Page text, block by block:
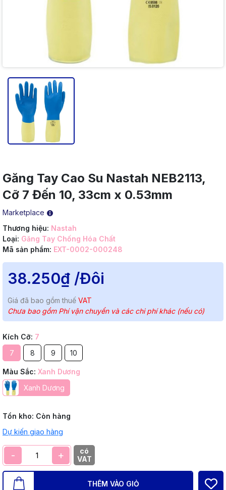
Găng Tay Cao Su Nastah NEB2113,
Cỡ 7 Đến 10, 33cm x 0.53mm
Marketplace
Thương hiệu: Nastah
Loại: Găng Tay Chống Hóa Chất
Mã sản phẩm: EXT-0002-000248
38.250₫ /Đôi
Giá đã bao gồm thuế VAT
Chưa bao gồm Phí vận chuyển và các chi phí khác (nếu có)
Kích Cỡ: 7
7
8 9 10
Màu Sắc: Xanh Dương
Xanh Dương
Tồn kho: Còn hàng
Dự kiến giao hàng
- +
có
VAT
THÊM VÀO GIỎ